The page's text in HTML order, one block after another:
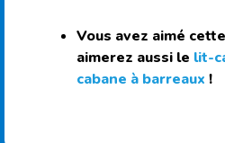
Vous avez aimé
aimerez aussi le lit-
cabane à barreaux !